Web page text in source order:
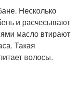
Несколько
и расчесывают
масло втирают
Такая
волосы.